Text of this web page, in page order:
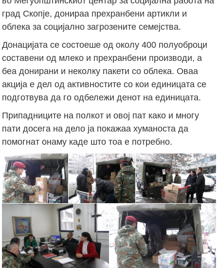
град Скопје, донираа прехранбени артикли и
облека за социјално загрозените семејства.
Донацијата се состоеше од околу 400 полуоброци
составени од млеко и прехранбени производи, а
беа донирани и неколку пакети со облека. Оваа
акција е дел од активностите со кои единицата се
подготвува да го одбележи денот на единицата.
Припадниците на полкот и овој пат како и многу
пати досега на дело ја покажаа хуманоста да
помогнат онаму каде што тоа е потребно.